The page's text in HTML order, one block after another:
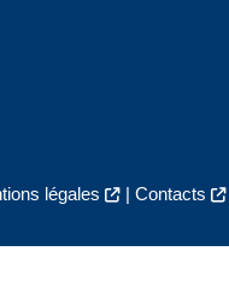
légales | Contacts